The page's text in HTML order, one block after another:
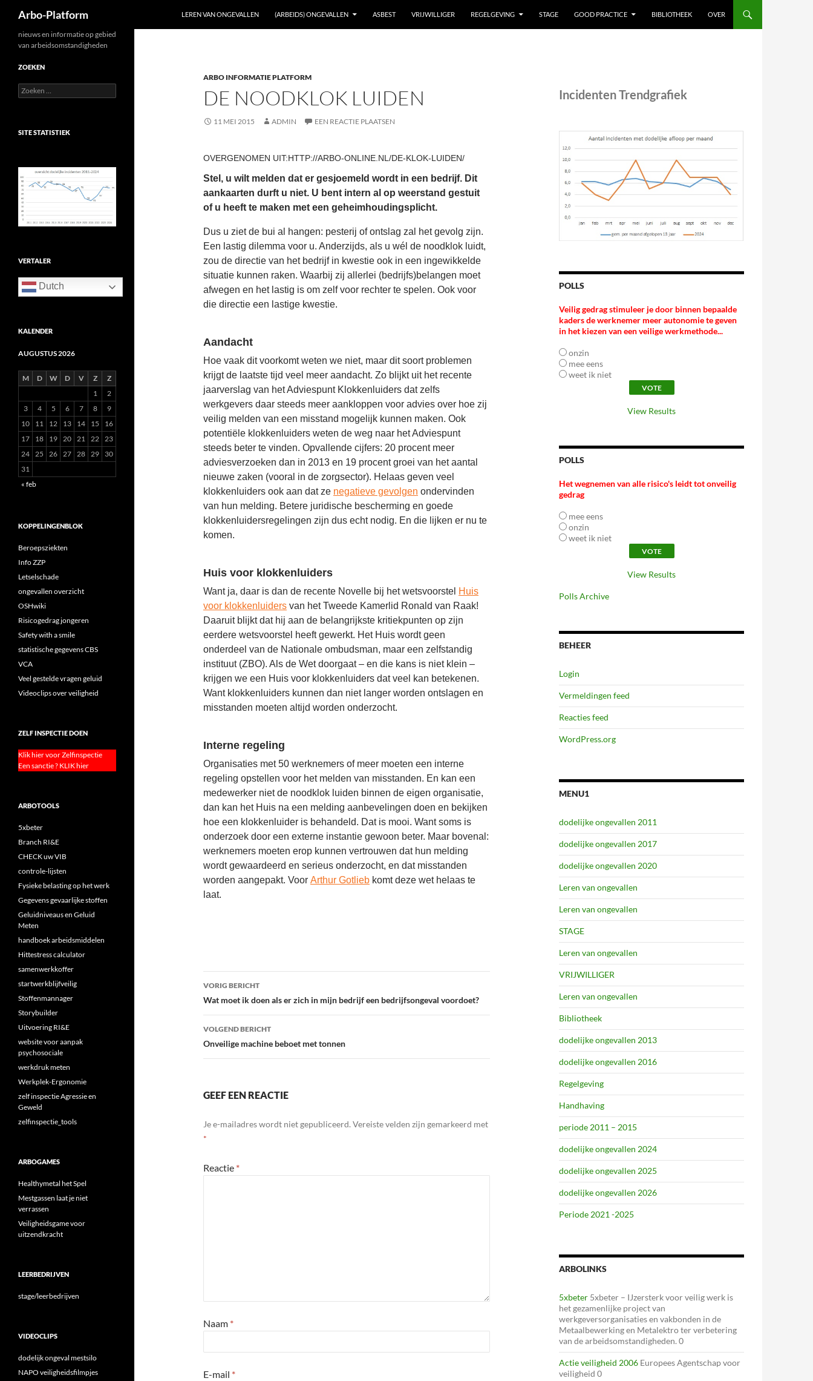
Arbo-Platform LEREN VAN ONGEVALLEN (ARBEIDS) ONGEVALLEN ASBEST VRIJWILLIGER REGELGEVING STAGE GOOD PRACTICE BIBLIOTHEEK OVER
ARBO INFORMATIE PLATFORM
DE NOODKLOK LUIDEN
11 MEI 2015 ADMIN EEN REACTIE PLAATSEN
OVERGENOMEN UIT:HTTP://ARBO-ONLINE.NL/DE-KLOK-LUIDEN/
Stel, u wilt melden dat er gesjoemeld wordt in een bedrijf. Dit
aankaarten durft u niet. U bent intern al op weerstand gestuit
of u heeft te maken met een geheimhoudingsplicht.
Dus u ziet de bui al hangen: pesterij of ontslag zal het gevolg zijn.
Een lastig dilemma voor u. Anderzijds, als u wél de noodklok luidt,
zou de directie van het bedrijf in kwestie ook in een ingewikkelde
situatie kunnen raken. Waarbij zij allerlei (bedrijfs)belangen moet
afwegen en het lastig is om zelf voor rechter te spelen. Ook voor
die directie een lastige kwestie.
Aandacht
Hoe vaak dit voorkomt weten we niet, maar dit soort problemen
krijgt de laatste tijd veel meer aandacht. Zo blijkt uit het recente
jaarverslag van het Adviespunt Klokkenluiders dat zelfs
werkgevers daar steeds meer aankloppen voor advies over hoe zij
veilig melden van een misstand mogelijk kunnen maken. Ook
potentiële klokkenluiders weten de weg naar het Adviespunt
steeds beter te vinden. Opvallende cijfers: 20 procent meer
adviesverzoeken dan in 2013 en 19 procent groei van het aantal
nieuwe zaken (vooral in de zorgsector). Helaas geven veel
klokkenluiders ook aan dat ze negatieve gevolgen ondervinden
van hun melding. Betere juridische bescherming en goede
klokkenluidersregelingen zijn dus echt nodig. En die lijken er nu te
komen.
Huis voor klokkenluiders
Want ja, daar is dan de recente Novelle bij het wetsvoorstel Huis
voor klokkenluiders van het Tweede Kamerlid Ronald van Raak!
Daaruit blijkt dat hij aan de belangrijkste kritiekpunten op zijn
eerdere wetsvoorstel heeft gewerkt. Het Huis wordt geen
onderdeel van de Nationale ombudsman, maar een zelfstandig
instituut (ZBO). Als de Wet doorgaat – en die kans is niet klein –
krijgen we een Huis voor klokkenluiders dat veel kan betekenen.
Want klokkenluiders kunnen dan niet langer worden ontslagen en
misstanden moeten altijd worden onderzocht.
Interne regeling
Organisaties met 50 werknemers of meer moeten een interne
regeling opstellen voor het melden van misstanden. En kan een
medewerker niet de noodklok luiden binnen de eigen organisatie,
dan kan het Huis na een melding aanbevelingen doen en bekijken
hoe een klokkenluider is behandeld. Dat is mooi. Want soms is
onderzoek door een externe instantie gewoon beter. Maar bovenal:
werknemers moeten erop kunnen vertrouwen dat hun melding
wordt gewaardeerd en serieus onderzocht, en dat misstanden
worden aangepakt. Voor Arthur Gotlieb komt deze wet helaas te
laat.
Bericht
navigatie
VORIG BERICHT
Wat moet ik doen als er zich in mijn bedrijf een bedrijfsongeval voordoet?
VOLGEND BERICHT
Onveilige machine beboet met tonnen
GEEF EEN REACTIE
Je e-mailadres wordt niet gepubliceerd. Vereiste velden zijn gemarkeerd met
*
Reactie *
Naam *
E-mail *
Incidenten Trendgrafiek
POLLS
Veilig gedrag stimuleer je door binnen bepaalde
kaders de werknemer meer autonomie te geven
in het kiezen van een veilige werkmethode...
onzin
mee eens
weet ik niet
View Results
POLLS
Het wegnemen van alle risico's leidt tot onveilig
gedrag
mee eens
onzin
weet ik niet
View Results
Polls Archive
BEHEER
Login
Vermeldingen feed
Reacties feed
WordPress.org
MENU1
dodelijke ongevallen 2011
dodelijke ongevallen 2017
dodelijke ongevallen 2020
Leren van ongevallen
Leren van ongevallen
STAGE
Leren van ongevallen
VRIJWILLIGER
Leren van ongevallen
Bibliotheek
dodelijke ongevallen 2013
dodelijke ongevallen 2016
Regelgeving
Handhaving
periode 2011 – 2015
dodelijke ongevallen 2024
dodelijke ongevallen 2025
dodelijke ongevallen 2026
Periode 2021 -2025
ARBOLINKS
5xbeter 5xbeter – IJzersterk voor veilig werk is
het gezamenlijke project van
werkgeversorganisaties en vakbonden in de
Metaalbewerking en Metalektro ter verbetering
van de arbeidsomstandigheden. 0
Actie veiligheid 2006 Europees Agentschap voor
veiligheid 0
nieuws en informatie op gebied
van arbeidsomstandigheden
ZOEKEN
Zoeken
naar:
SITE STATISTIEK
VERTALER
Dutch
KALENDER
AUGUSTUS 2026
M D W D V Z
Z
1
2
3
4 5 6 7 8
9
10
11 12 13 14 15
16
17
18 19 20 21 22
23
24
25 26 27 28 29
30
31
« feb
KOPPELINGENBLOK
Beroepsziekten
Info ZZP
Letselschade
ongevallen overzicht
OSHwiki
Risicogedrag jongeren
Safety with a smile
statistische gegevens CBS
VCA
Veel gestelde vragen geluid
Videoclips over veiligheid
ZELF INSPECTIE DOEN
Klik hier voor Zelfinspectie
Een sanctie ? KLIK hier
ARBOTOOLS
5xbeter
Branch RI&E
CHECK uw VIB
controle-lijsten
Fysieke belasting op het werk
Gegevens gevaarlijke stoffen
Geluidniveaus en Geluid
Meten
handboek arbeidsmiddelen
Hittestress calculator
samenwerkkoffer
startwerkblijfveilig
Stoffenmannager
Storybuilder
Uitvoering RI&E
website voor aanpak
psychosociale
werkdruk meten
Werkplek-Ergonomie
zelf inspectie Agressie en
Geweld
zelfinspectie_tools
ARBOGAMES
Healthymetal het Spel
Mestgassen laat je niet
verrassen
Veiligheidsgame voor
uitzendkracht
LEERBEDRIJVEN
stage/leerbedrijven
VIDEOCLIPS
dodelijk ongeval mestsilo
NAPO veiligheidsfilmpjes